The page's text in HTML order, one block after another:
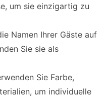
um sie einzigartig zu
Namen Ihrer Gäste auf
Sie sie als
Sie Farbe,
um individuelle